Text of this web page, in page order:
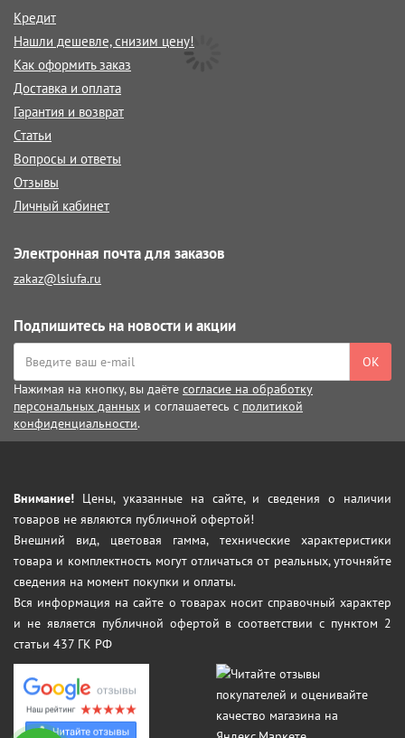
Кредит
Нашли дешевле, снизим цену!
Как оформить заказ
Доставка и оплата
Гарантия и возврат
Статьи
Вопросы и ответы
Отзывы
Личный кабинет
Электронная почта для заказов
zakaz@lsiufa.ru
Подпишитесь на новости и акции
ОК
Нажимая на кнопку, вы даёте согласие на обработку
персональных данных и соглашаетесь с политикой
конфиденциальности.
Внимание! Цены, указанные на сайте, и сведения о наличии
товаров не являются публичной офертой!
Внешний вид, цветовая гамма, технические характеристики
товара и комплектность могут отличаться от реальных, уточняйте
сведения на момент покупки и оплаты.
Вся информация на сайте о товарах носит справочный характер
и не является публичной офертой в соответствии с пунктом 2
статьи 437 ГК РФ